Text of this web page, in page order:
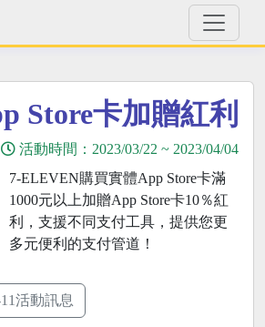
Store卡加贈紅利
活動時間： 2023/03/22 ~ 2023/04/04
7-ELEVEN購買實體App Store卡滿
1000元以上加贈App Store卡10％紅
利，支援不同支付工具，提供您更
多元便利的支付管道！
活動訊息